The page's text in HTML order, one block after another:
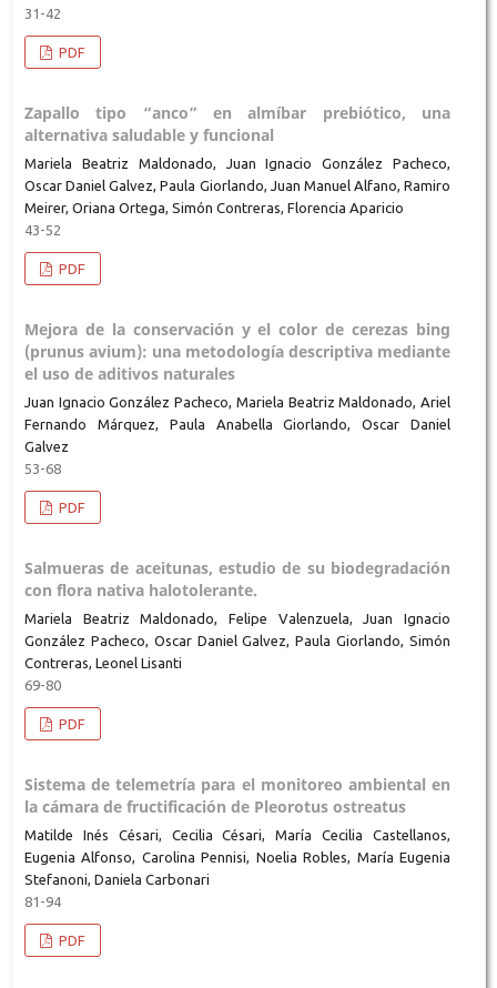
31-42
PDF
Zapallo tipo “anco” en almíbar prebiótico, una
alternativa saludable y funcional
Mariela Beatriz Maldonado, Juan Ignacio González Pacheco,
Oscar Daniel Galvez, Paula Giorlando, Juan Manuel Alfano, Ramiro
Meirer, Oriana Ortega, Simón Contreras, Florencia Aparicio
43-52
PDF
Mejora de la conservación y el color de cerezas bing
(prunus avium): una metodología descriptiva mediante
el uso de aditivos naturales
Juan Ignacio González Pacheco, Mariela Beatriz Maldonado, Ariel
Fernando Márquez, Paula Anabella Giorlando, Oscar Daniel
Galvez
53-68
PDF
Salmueras de aceitunas, estudio de su biodegradación
con flora nativa halotolerante.
Mariela Beatriz Maldonado, Felipe Valenzuela, Juan Ignacio
González Pacheco, Oscar Daniel Galvez, Paula Giorlando, Simón
Contreras, Leonel Lisanti
69-80
PDF
Sistema de telemetría para el monitoreo ambiental en
la cámara de fructificación de Pleorotus ostreatus
Matilde Inés Césari, Cecilia Césari, María Cecilia Castellanos,
Eugenia Alfonso, Carolina Pennisi, Noelia Robles, María Eugenia
Stefanoni, Daniela Carbonari
81-94
PDF